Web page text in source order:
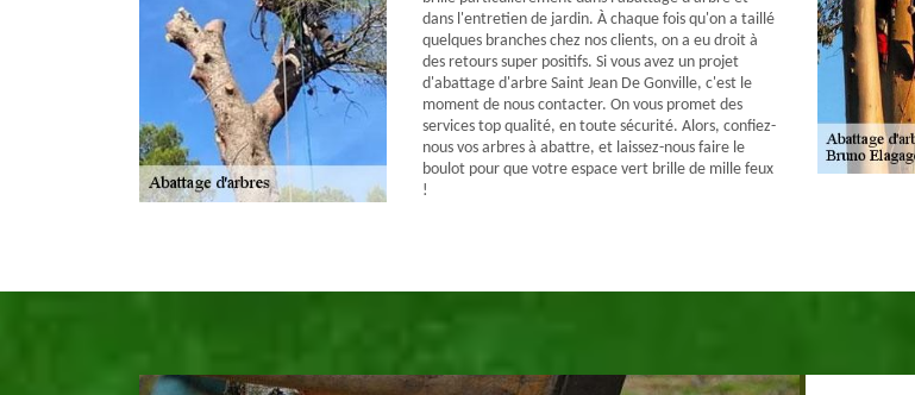
dans l'entretien de jardin. À chaque fois qu'on a taillé
quelques branches chez nos clients, on a eu droit à
des retours super positifs. Si vous avez un projet
d'abattage d'arbre Saint Jean De Gonville, c'est le
moment de nous contacter. On vous promet des
services top qualité, en toute sécurité. Alors, confiez-
nous vos arbres à abattre, et laissez-nous faire le
boulot pour que votre espace vert brille de mille feux
!